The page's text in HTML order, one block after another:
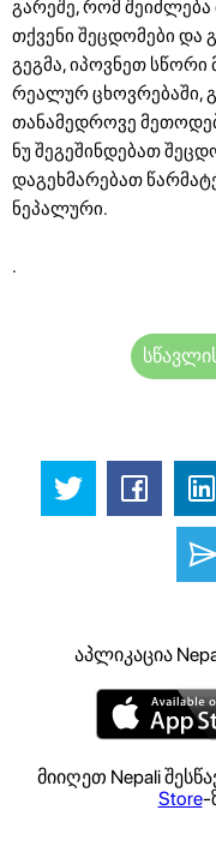
გარეშე, რომ
თქვენი შეცდომები და
გეგმა, იპოვნეთ სწორი
რეალურ ცხოვრებაში,
თანამედროვე
ნუ შეგეშინდებათ
დაგეხმარებათ
ნეპალური.
.
აპლიკაცია
მიიღეთ Nepali
Store-